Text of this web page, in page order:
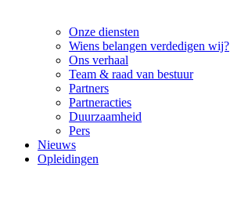
Onze diensten
Wiens belangen verdedigen wij?
Ons verhaal
Team & raad van bestuur
Partners
Partneracties
Duurzaamheid
Pers
Nieuws
Opleidingen